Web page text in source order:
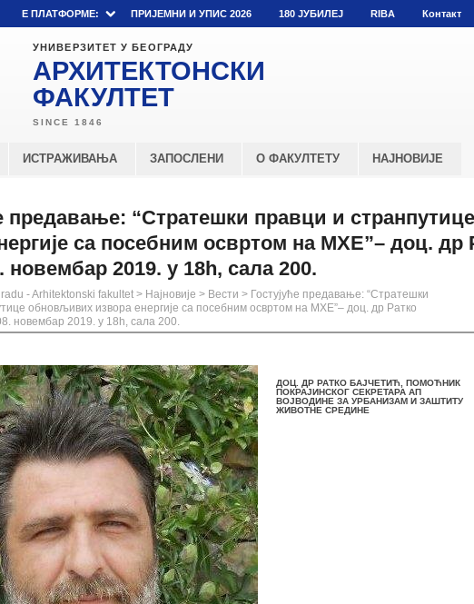
E ПЛАТФОРМЕ: ПРИЈЕМНИ И УПИС 2026 180 ЈУБИЛЕЈ RIBA Контакт
УНИВЕРЗИТЕТ У БЕОГРАДУ
АРХИТЕКТОНСКИ
ФАКУЛТЕТ
ИСТРАЖИВАЊА ЗАПОСЛЕНИ О ФАКУЛТЕТУ НАЈНОВИЈЕ
предавање: “Стратешки правци и
са посебним освртом на МХЕ”– доц. др
новембар 2019. у 18h, сала 200.
- Arhitektonski fakultet > Најновије > Вести > Гостујуће предавање: “Стратешки
обновљивих извора енергије са посебним освртом на МХЕ”– доц. др Ратко
новембар 2019. у 18h, сала 200.
ДОЦ. ДР РАТКО БАЈЧЕТИЋ, ПОМОЋНИК
ПОКРАЈИНСКОГ СЕКРЕТАРА АП
ВОЈВОДИНЕ ЗА УРБАНИЗАМ И ЗАШТИТУ
ЖИВОТНЕ СРЕДИНЕ